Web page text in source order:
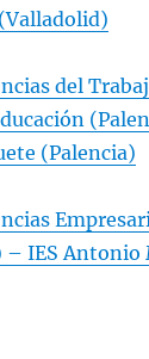
del
(Palencia)
– IES Antonio